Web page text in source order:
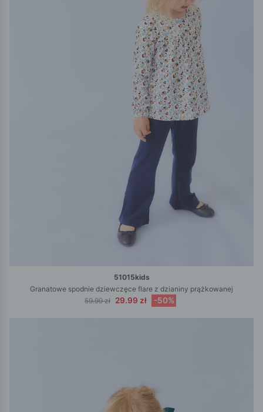
51015kids
Granatowe spodnie dziewczęce flare z dzianiny prążkowanej
59.99 zł 29.99 zł -50%